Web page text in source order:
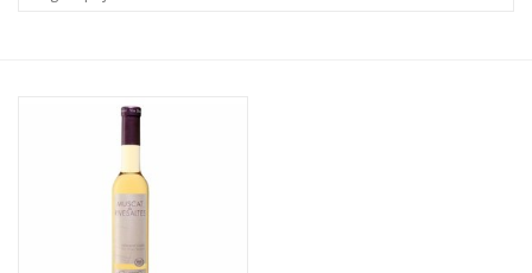
likeuren&Overig
Wijnglazen - openers -karaffen